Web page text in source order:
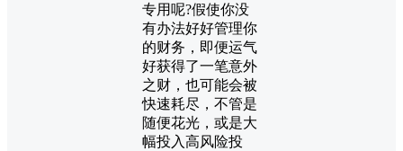
专用呢?假使你没
有办法好好管理你
的财务，即便运气
好获得了一笔意外
之财，也可能会被
快速耗尽，不管是
随便花光，或是大
幅投入高风险投